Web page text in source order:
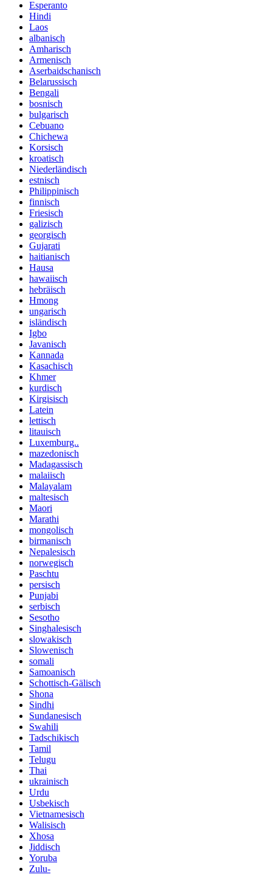
Esperanto
Hindi
Laos
albanisch
Amharisch
Armenisch
Aserbaidschanisch
Belarussisch
Bengali
bosnisch
bulgarisch
Cebuano
Chichewa
Korsisch
kroatisch
Niederländisch
estnisch
Philippinisch
finnisch
Friesisch
galizisch
georgisch
Gujarati
haitianisch
Hausa
hawaiisch
hebräisch
Hmong
ungarisch
isländisch
Igbo
Javanisch
Kannada
Kasachisch
Khmer
kurdisch
Kirgisisch
Latein
lettisch
litauisch
Luxemburg..
mazedonisch
Madagassisch
malaiisch
Malayalam
maltesisch
Maori
Marathi
mongolisch
birmanisch
Nepalesisch
norwegisch
Paschtu
persisch
Punjabi
serbisch
Sesotho
Singhalesisch
slowakisch
Slowenisch
somali
Samoanisch
Schottisch-Gälisch
Shona
Sindhi
Sundanesisch
Swahili
Tadschikisch
Tamil
Telugu
Thai
ukrainisch
Urdu
Usbekisch
Vietnamesisch
Walisisch
Xhosa
Jiddisch
Yoruba
Zulu-